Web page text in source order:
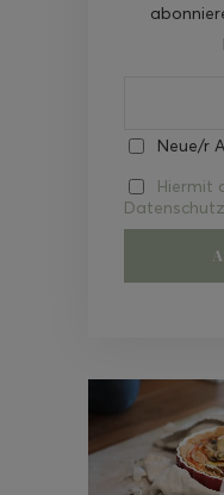
Neue/r
Hiermit
Video-